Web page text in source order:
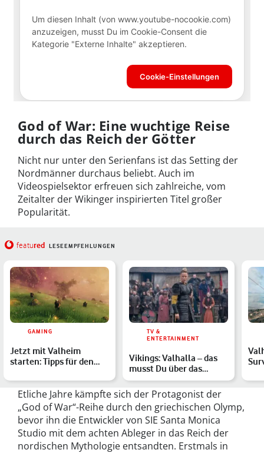
God of War: Eine wuchtige Reise
durch das Reich der Götter
Nicht nur unter den Serienfans ist das Setting der
Nordmänner durchaus beliebt. Auch im
Videospielsektor erfreuen sich zahlreiche, vom
Zeitalter der Wikinger inspirierten Titel großer
Popularität.
featured LESEEMPFEHLUNGEN
GAMING
Jetzt mit Valheim
starten: Tipps für den
TV &
ENTERTAINMENT
Vikings: Valhalla – das
musst Du über das
Wikinger-Spin-off bei N…
Etliche Jahre kämpfte sich der Protagonist der
„God of War“-Reihe durch den griechischen Olymp,
bevor ihn die Entwickler von SIE Santa Monica
Studio mit dem achten Ableger in das Reich der
nordischen Mythologie entsandten. Erstmals in